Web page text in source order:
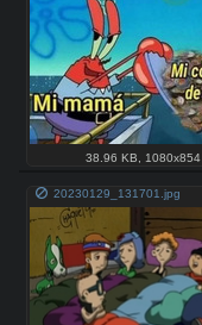
38.96 KB 1080x854
20230129_131701.jpg